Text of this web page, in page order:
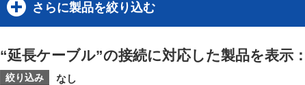
さらに製品を絞り込む
“延長ケーブル”の接続に対応した製品を表示：
絞り込み なし